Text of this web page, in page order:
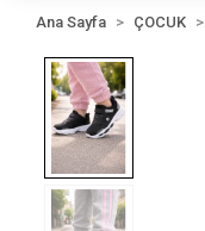
Ana Sayfa ÇOCUK